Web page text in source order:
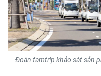
Đoàn famtrip khảo sát sản